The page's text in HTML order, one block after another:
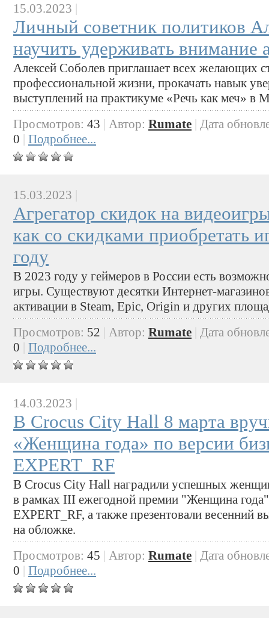
15.03.2023 |
Личный советник политиков
научить удерживать внимание
Алексей Соболев приглашает всех желающих
профессиональной жизни, прокачать навык
выступлений на практикуме «Речь как меч» в
Просмотров: 43 | Автор: Rumate | Дата
0 | Подробнее...
15.03.2023
Агрегатор скидок на
как со скидками приобретать
году
В 2023 году у геймеров в России есть
игры. Существуют десятки Интернет-
активации в Steam, Epic, Origin и других
Просмотров: 52 Автор: Rumate
Дата
0
Подробнее...
14.03.2023 |
В Crocus City Hall 8 марта
«Женщина года» по версии
EXPERT_RF
В Crocus City Hall наградили успешных
в рамках III ежегодной премии "Женщина
EXPERT_RF, а также презентовали весенний
на обложке.
Просмотров: 45 | Автор: Rumate | Дата
0 | Подробнее...